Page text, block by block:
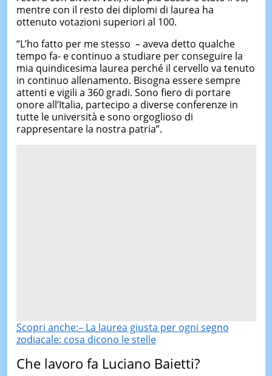
mentre con il resto dei diplomi di laurea ha
ottenuto votazioni superiori al 100.
“L’ho fatto per me stesso – aveva detto qualche
tempo fa- e continuo a studiare per conseguire la
mia quindicesima laurea perché il cervello va tenuto
in continuo allenamento. Bisogna essere sempre
attenti e vigili a 360 gradi. Sono fiero di portare
onore all’Italia, partecipo a diverse conferenze in
tutte le università e sono orgoglioso di
rappresentare la nostra patria”.
Scopri anche:– La laurea giusta per ogni segno
zodiacale: cosa dicono le stelle
Che lavoro fa Luciano Baietti?